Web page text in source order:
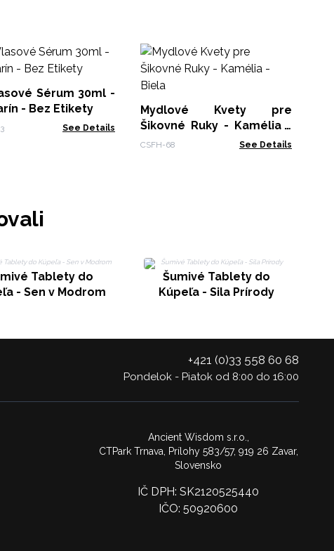
Sérum 30ml -
Rozmarín - Bez Etikety
See Details
Mydlové Kvety pre
Šikovné Ruky - Kamélia -
Biela
CSFH-68 See Details
Tablety do
- Sen v Modrom
Šumivé Tablety do
Kúpeľa - Sila Prírody
+421 (0)33 558 60 68
Pondelok - Piatok od 8:00 do 16:00
Ancient Wisdom s.r.o.,
CTPark Trnava, Prílohy 583/57, 919 26 Zavar,
Slovensko
IČ DPH: SK2120525440
IČO: 50920600